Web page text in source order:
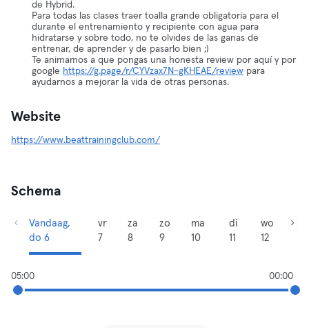
de Hybrid.
Para todas las clases traer toalla grande obligatoria para el
durante el entrenamiento y recipiente con agua para
hidratarse y sobre todo, no te olvides de las ganas de
entrenar, de aprender y de pasarlo bien ;)
Te animamos a que pongas una honesta review por aquí y por
google https://g.page/r/CYVzax7N-gKHEAE/review para
ayudarnos a mejorar la vida de otras personas.
Website
https://www.beattrainingclub.com/
Schema
Vandaag,
do 6
vr
7
za
8
zo
9
ma
10
di
11
wo
12
05:00 00:00